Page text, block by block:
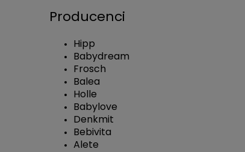
Producenci
Hipp
Babydream
Frosch
Balea
Holle
Babylove
Denkmit
Bebivita
Alete